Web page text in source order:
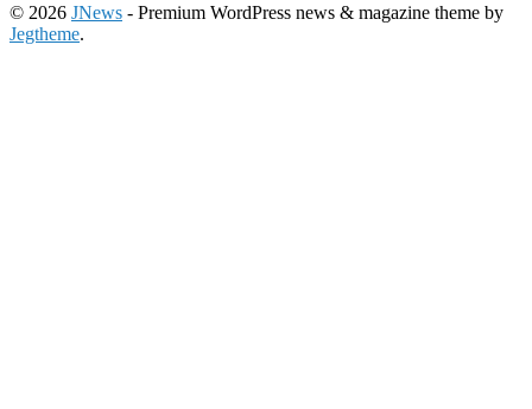
© 2026 JNews - Premium WordPress news & magazine theme by
Jegtheme.